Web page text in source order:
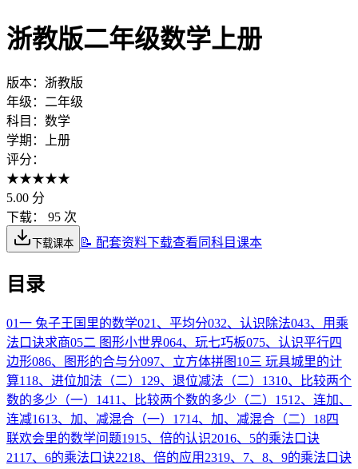
浙教版二年级数学上册
版本： 浙教版
年级： 二年级
科目： 数学
学期：
上册
评分：
★★★★★
5.00 分
下载：
95 次
下载课本 📝 配套资料下载查看同科目课本
目录
01一 兔子王国里的数学021、平均分032、认识除法043、用乘
法口诀求商05二 图形小世界064、玩七巧板075、认识平行四
边形086、图形的合与分097、立方体拼图 10三 玩具城里的计
算118、进位加法（二） 129、退位减法（二） 1310、比较两个
数的多少（一） 1411、比较两个数的多少（二） 1512、连加、
连减1613、加、减混合（一） 1714、加、减混合（二） 18四
联欢会里的数学问题1915、倍的认识2016、5的乘法口诀
21 17、6的乘法口诀2218、倍的应用 2319、7、8、9的乘法口诀